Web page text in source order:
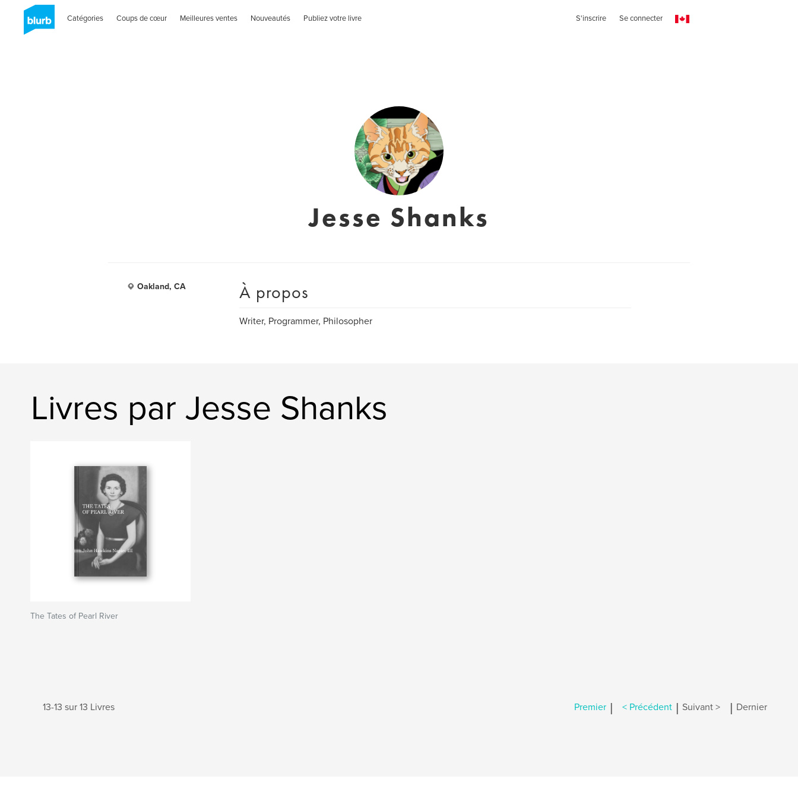
Catégories Coups de cœur Meilleures ventes Nouveautés Publiez votre livre S'inscrire Se connecter
Jesse Shanks
Oakland, CA À propos
Writer, Programmer, Philosopher
Livres par Jesse Shanks
The Tates of Pearl River
13-13 sur 13 Livres Premier | < Précédent | Suivant > | Dernier